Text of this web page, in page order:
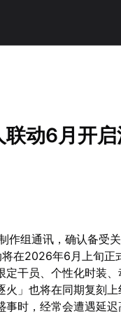
动6月开
作组通讯，确认备受
在2026年6月上旬正
干员、个性化时装
」也将在同期复刻上
事时，经常会遭遇延